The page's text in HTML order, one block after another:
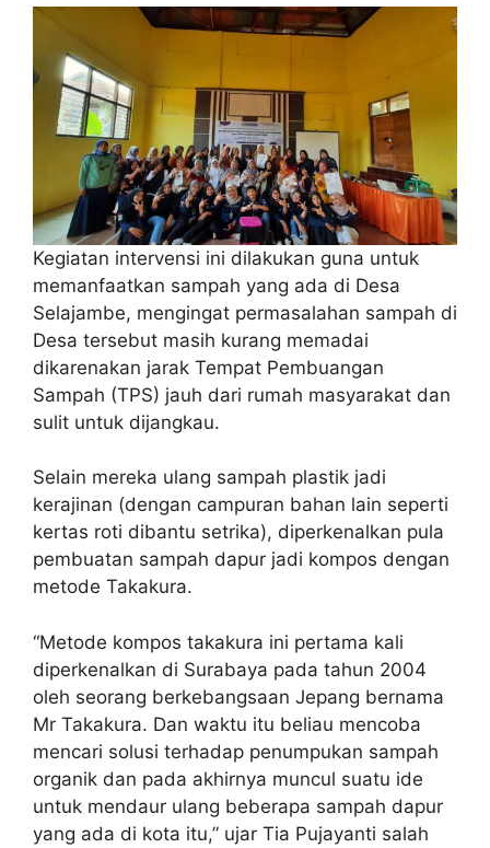
Kegiatan intervensi ini dilakukan guna untuk
memanfaatkan sampah yang ada di Desa
Selajambe, mengingat permasalahan sampah di
Desa tersebut masih kurang memadai
dikarenakan jarak Tempat Pembuangan
Sampah (TPS) jauh dari rumah masyarakat dan
sulit untuk dijangkau.
Selain mereka ulang sampah plastik jadi
kerajinan (dengan campuran bahan lain seperti
kertas roti dibantu setrika), diperkenalkan pula
pembuatan sampah dapur jadi kompos dengan
metode Takakura.
“Metode kompos takakura ini pertama kali
diperkenalkan di Surabaya pada tahun 2004
oleh seorang berkebangsaan Jepang bernama
Mr Takakura. Dan waktu itu beliau mencoba
mencari solusi terhadap penumpukan sampah
organik dan pada akhirnya muncul suatu ide
untuk mendaur ulang beberapa sampah dapur
yang ada di kota itu,” ujar Tia Pujayanti salah